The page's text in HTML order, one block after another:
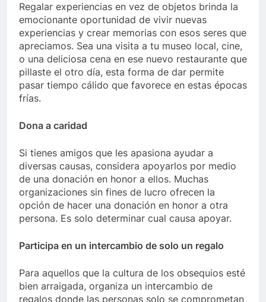
Regalar experiencias en vez de objetos brinda la
emocionante oportunidad de vivir nuevas
experiencias y crear memorias con esos seres que
apreciamos. Sea una visita a tu museo local, cine,
o una deliciosa cena en ese nuevo restaurante que
pillaste el otro día, esta forma de dar permite
pasar tiempo cálido que favorece en estas épocas
frías.
Dona a caridad
Si tienes amigos que les apasiona ayudar a
diversas causas, considera apoyarlos por medio
de una donación en honor a ellos. Muchas
organizaciones sin fines de lucro ofrecen la
opción de hacer una donación en honor a otra
persona. Es solo determinar cual causa apoyar.
Participa en un intercambio de solo un regalo
Para aquellos que la cultura de los obsequios esté
bien arraigada, organiza un intercambio de
regalos donde las personas solo se comprometan